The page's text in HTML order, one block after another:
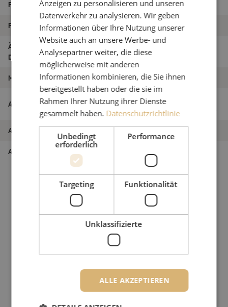
Faser-Typ G.657A1
Faseranzahl 24
Äußerer
Durchmesser (mm)
8
Material LSZH
Artikelname
LWL-Kabel, Steigleitung, 48-fach, 12x4,
SM, G.657A1, 250um, 8.0mm, türkis (ODF)
Artikel Nummer M00002155
Art des Produkts
Anzeigen zu personalisieren und unseren
Datenverkehr zu analysieren. Wir geben
Informationen über Ihre Nutzung unserer
Website auch an unsere Werbe- und
Analysepartner weiter, die diese
möglicherweise mit anderen
Informationen kombinieren, die Sie ihnen
bereitgestellt haben oder die sie im
Rahmen Ihrer Nutzung ihrer Dienste
gesammelt haben. Datenschutzrichtlinie
Unbedingt
erforderlich
Performance
Targeting Funktionalität
Unklassifizierte
ALLE AKZEPTIEREN